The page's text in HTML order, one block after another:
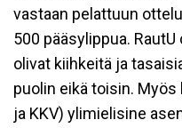
vastaan pelattuun
500 pääsylippua.
olivat kiihkeitä ja
puolin eikä toisin.
ja KKV) ylimielisine